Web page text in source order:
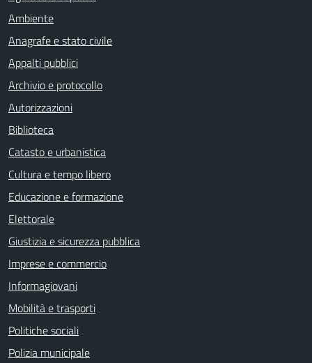
Ambiente
Anagrafe e stato civile
Appalti pubblici
Archivio e protocollo
Autorizzazioni
Biblioteca
Catasto e urbanistica
Cultura e tempo libero
Educazione e formazione
Elettorale
Giustizia e sicurezza pubblica
Imprese e commercio
Informagiovani
Mobilità e trasporti
Politiche sociali
Polizia municipale